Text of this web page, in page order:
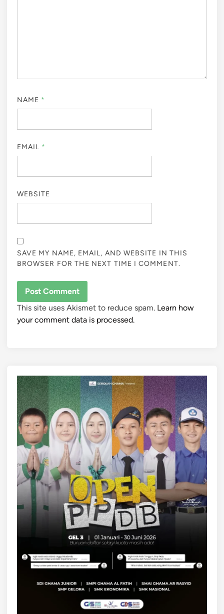
NAME *
EMAIL *
WEBSITE
SAVE MY NAME, EMAIL, AND WEBSITE IN THIS
BROWSER FOR THE NEXT TIME I COMMENT.
This site uses Akismet to reduce spam. Learn how
your comment data is processed.